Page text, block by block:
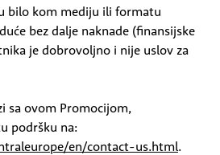
bilo kom mediju ili formatu
bez dalje naknade (finansijske
je dobrovoljno i nije uslov za
sa ovom Promocijom,
podršku na:
en/contact-us.html.